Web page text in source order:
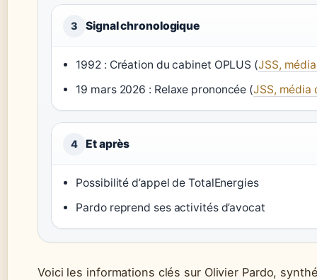
3 Signal chronologique
1992 : Création du cabinet OPLUS (JSS,
19 mars 2026 : Relaxe prononcée (JSS, média
4 Et après
Possibilité d’appel de TotalEnergies
Pardo reprend ses activités d’avocat
Voici les informations clés sur Olivier Pardo,